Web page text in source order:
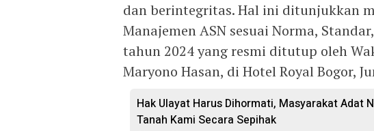
dan berintegritas. Hal ini ditunjukkan
Manajemen ASN sesuai Norma,
tahun 2024 yang resmi ditutup oleh
Maryono Hasan, di Hotel Royal Bogor,
Hak Ulayat Harus Dihormati, Masyarakat Adat
Tanah Kami Secara Sepihak